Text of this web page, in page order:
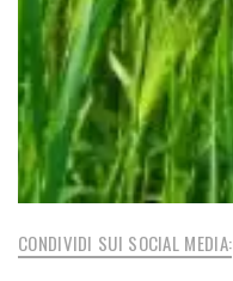
CONDIVIDI SUI SOCIAL MEDIA: